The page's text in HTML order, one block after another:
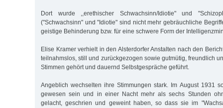
Dort wurde ,,erethischer Schwachsinn/Idiotie" und
("Schwachsinn" und "Idiotie" sind nicht mehr gebräuchliche
geistige Behinderung bzw. für eine schwere Form der
Elise Kramer verhielt in den Alsterdorfer Anstalten nach den
teilnahmslos, still und zurückgezogen sowie gutmütig, freundlich
Stimmen gehört und dauernd Selbstgespräche geführt.
Angeblich wechselten ihre Stimmungen stark. Im August 1931
gewesen sein und in einer Nacht mehr als sechs Stunden
gelacht, geschrien und geweint haben, so dass sie im